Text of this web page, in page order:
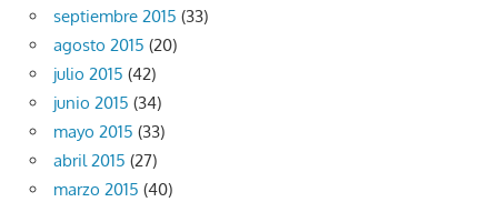
septiembre 2015 (33)
agosto 2015 (20)
julio 2015 (42)
junio 2015 (34)
mayo 2015 (33)
abril 2015 (27)
marzo 2015 (40)